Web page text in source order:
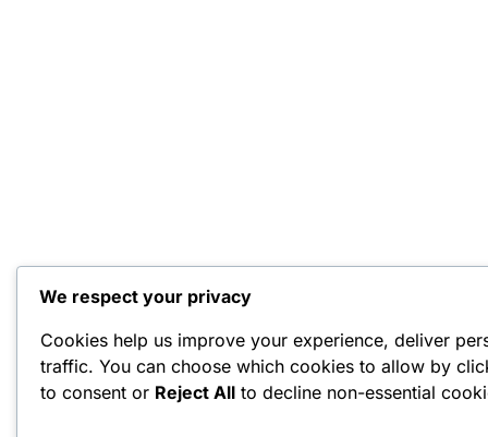
We respect your privacy
Cookies help us improve your experience, deliver
traffic. You can choose which cookies to allow by
to consent or Reject All to decline non-essential